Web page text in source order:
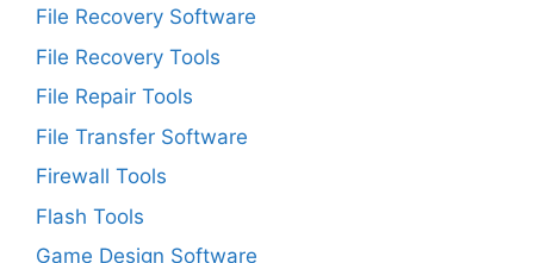
File Recovery Software
File Recovery Tools
File Repair Tools
File Transfer Software
Firewall Tools
Flash Tools
Game Design Software